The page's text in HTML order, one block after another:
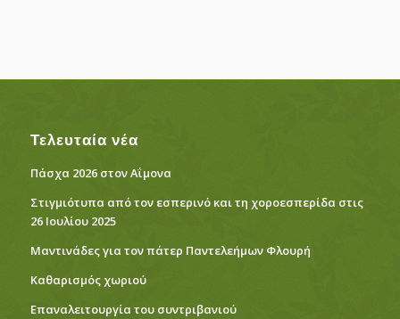
Τελευταία νέα
Πάσχα 2026 στον Αΐμονα
Στιγμιότυπα από τον εσπερινό και τη χοροεσπερίδα στις
26 Ιουλίου 2025
Μαντινάδες για τον πάτερ Παντελεήμων Φλουρή
Καθαρισμός χωριού
Eπαναλειτουργία του συντριβανιού